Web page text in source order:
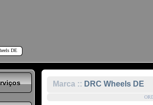
DE
Marca :: DRC Wheels DE